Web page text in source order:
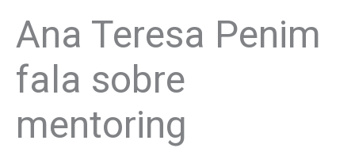
Ana Teresa Penim
fala sobre
mentoring